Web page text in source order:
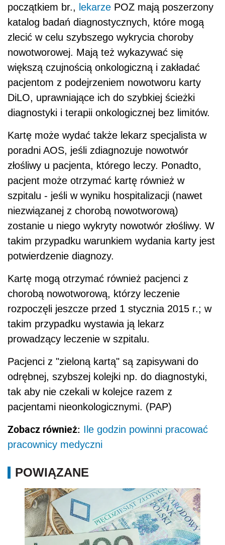
początkiem br., lekarze POZ mają poszerzony
katalog badań diagnostycznych, które mogą
zlecić w celu szybszego wykrycia choroby
nowotworowej. Mają też wykazywać się
większą czujnością onkologiczną i zakładać
pacjentom z podejrzeniem nowotworu karty
DiLO, uprawniające ich do szybkiej ścieżki
diagnostyki i terapii onkologicznej bez limitów.
Kartę może wydać także lekarz specjalista w
poradni AOS, jeśli zdiagnozuje nowotwór
złośliwy u pacjenta, którego leczy. Ponadto,
pacjent może otrzymać kartę również w
szpitalu - jeśli w wyniku hospitalizacji (nawet
niezwiązanej z chorobą nowotworową)
zostanie u niego wykryty nowotwór złośliwy. W
takim przypadku warunkiem wydania karty jest
potwierdzenie diagnozy.
Kartę mogą otrzymać również pacjenci z
chorobą nowotworową, którzy leczenie
rozpoczęli jeszcze przed 1 stycznia 2015 r.; w
takim przypadku wystawia ją lekarz
prowadzący leczenie w szpitalu.
Pacjenci z "zieloną kartą" są zapisywani do
odrębnej, szybszej kolejki np. do diagnostyki,
tak aby nie czekali w kolejce razem z
pacjentami nieonkologicznymi. (PAP)
Zobacz również: Ile godzin powinni pracować
pracownicy medyczni
POWIĄZANE